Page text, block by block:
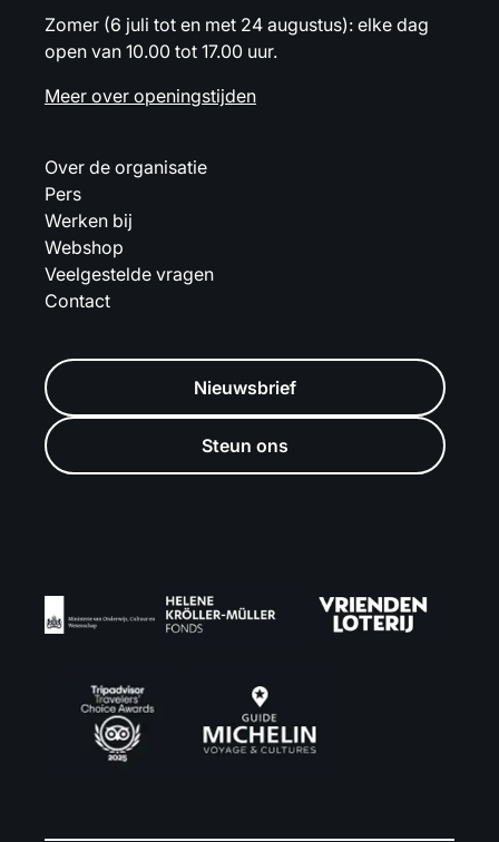
Zomer (6 juli tot en met 24 augustus): elke dag
open van 10.00 tot 17.00 uur.
Meer over openingstijden
Over de organisatie
Pers
Werken bij
Webshop
Veelgestelde vragen
Contact
Nieuwsbrief
Steun ons